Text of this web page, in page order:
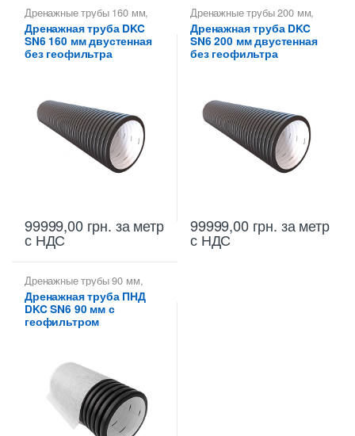
Дренажные трубы 160 мм,
Трубы гофрированные
дренажные ДКС,Трубы
дренажные гофрированные
Дренажная труба DKC
SN6 160 мм двустенная
без геофильтра
99999,00 грн. за метр
с НДС
Дренажные трубы 200 мм,
Трубы гофрированные
дренажные ДКС,Трубы
дренажные гофрированные
Дренажная труба DKC
SN6 200 мм двустенная
без геофильтра
99999,00 грн. за метр
с НДС
Дренажные трубы 90 мм,
Трубы гофрированные
дренажные ДКС,Трубы
дренажные гофрированные
Дренажная труба ПНД
DKC SN6 90 мм с
геофильтром